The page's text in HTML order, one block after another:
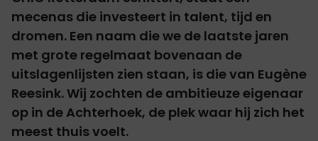
mecenas die investeert in talent, tijd en
dromen. Een naam die we de laatste jaren
met grote regelmaat bovenaan de
uitslagenlijsten zien staan, is die van Eugène
Reesink. Wij zochten de ambitieuze eigenaar
op in de Achterhoek, de plek waar hij zich het
meest thuis voelt.